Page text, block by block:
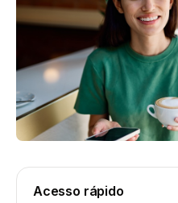
Acesso rápido